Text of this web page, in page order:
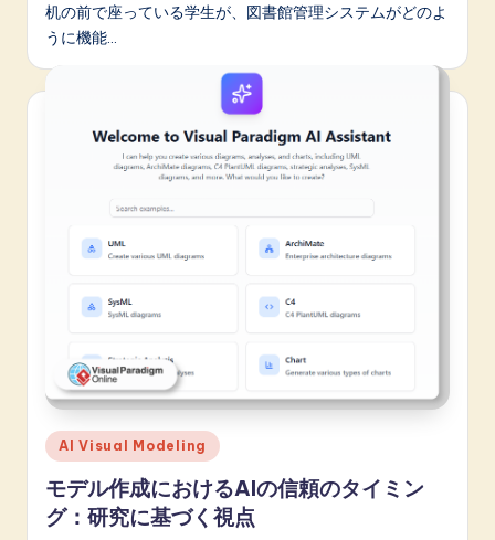
机の前で座っている学生が、図書館管理システムがどのよ
うに機能…
Posted
AI Visual Modeling
モデル作成におけるAIの信頼のタイミン
グ：研究に基づく視点